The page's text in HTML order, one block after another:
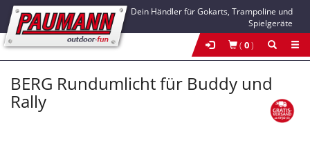
( 0)
Dein Händler für Gokarts, Trampoline und
Spielgeräte
BERG Rundumlicht für Buddy und
Rally